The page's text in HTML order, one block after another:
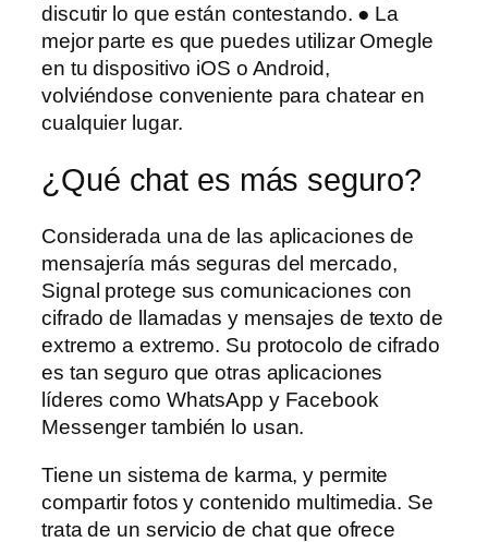
discutir lo que están contestando. ● La
mejor parte es que puedes utilizar Omegle
en tu dispositivo iOS o Android,
volviéndose conveniente para chatear en
cualquier lugar.
¿Qué chat es más seguro?
Considerada una de las aplicaciones de
mensajería más seguras del mercado,
Signal protege sus comunicaciones con
cifrado de llamadas y mensajes de texto de
extremo a extremo. Su protocolo de cifrado
es tan seguro que otras aplicaciones
líderes como WhatsApp y Facebook
Messenger también lo usan.
Tiene un sistema de karma, y permite
compartir fotos y contenido multimedia. Se
trata de un servicio de chat que ofrece